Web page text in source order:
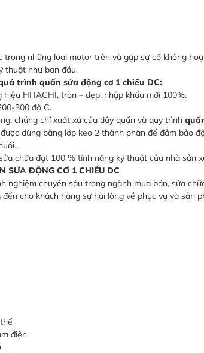
trong những loại motor trên và gặp sự cố không
thuật như ban đầu.
trình quấn sửa động cơ 1 chiều DC:
HITACHI, tròn – dẹp, nhập khẩu mới 100%.
300 độ C.
chứng chỉ xuất xứ của dây quấn và quy trình
dùng bằng lớp keo 2 thành phần để đảm bảo
chữa đạt 100 % tính năng kỹ thuật của nhà sản
SỬA ĐỘNG CƠ 1 CHIỀU DC
nghiệm chuyên sâu trong ngành mua bán, sửa
cho khách hàng sự hài lòng về phục vụ và sản
điện